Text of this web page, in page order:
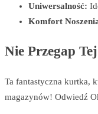
Uniwersalność:
Komfort
Nie Przegap
Ta fantastyczna kurtka,
magazynów! Odwiedź